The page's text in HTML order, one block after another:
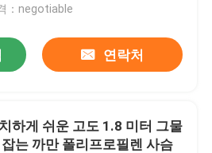
：negotiable
연락처
하게 쉬운 고도 1.8 미터 그물
는 까만 폴리프로필렌 사슴